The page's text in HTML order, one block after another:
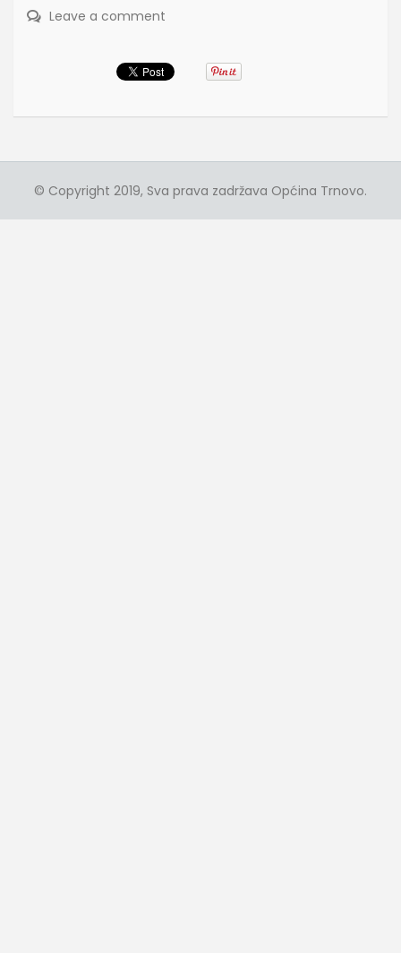
Leave a comment
© Copyright 2019, Sva prava zadržava Općina Trnovo.